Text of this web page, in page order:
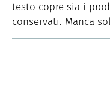
testo copre sia i
conservati. Manca